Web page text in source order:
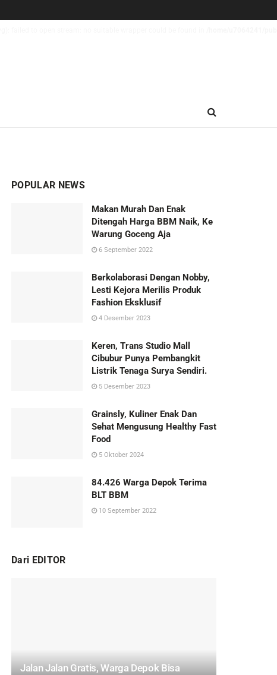
POPULAR NEWS
Makan Murah Dan Enak
Ditengah Harga BBM Naik, Ke
Warung Goceng Aja
6 September 2022
Berkolaborasi Dengan Nobby,
Lesti Kejora Merilis Produk
Fashion Eksklusif
4 Desember 2023
Keren, Trans Studio Mall
Cibubur Punya Pembangkit
Listrik Tenaga Surya Sendiri.
5 Desember 2023
Grainsly, Kuliner Enak Dan
Sehat Mengusung Healthy Fast
Food
5 Oktober 2024
84.426 Warga Depok Terima
BLT BBM
10 September 2022
Dari EDITOR
Jalan Jalan Gratis, Warga Depok Bisa